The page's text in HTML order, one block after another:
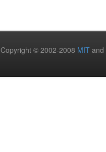
Copyright © 2002-2008 MIT and